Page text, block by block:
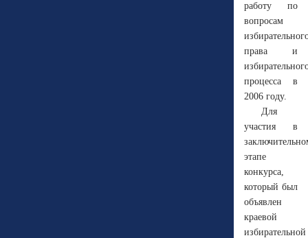
работу по
вопросам
права и
процесса в
2006 году.
Для
участия в
этапе
конкурса,
который был
объявлен
краевой
избирательной